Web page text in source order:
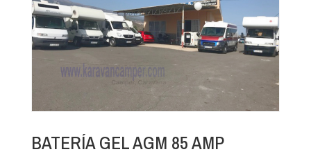
BATERÍA GEL AGM 85 AMP